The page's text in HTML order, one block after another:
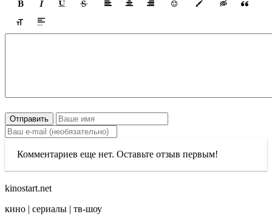
Отправить
Комментариев еще нет. Оставьте отзыв первым!
kinostart.net
кино | сериалы | тв-шоу